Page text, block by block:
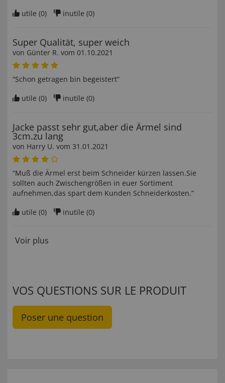
utile (0) inutile (0)
Super Qualität, super weich
von Günter R. vom 01.10.2021
“Schon getragen bin begeistert”
utile (0) inutile (0)
Jacke passt sehr gut,aber die Ärmel sind
3cm.zu lang
von Harry U. vom 31.01.2021
“Muß die Ärmel erst beim Schneider kürzen lassen.Sie
sollten auch Zwischengrößen in euer Sortiment
aufnehmen,das spart dem Kunden Schneiderkosten.”
utile (0) inutile (0)
Voir plus
VOS QUESTIONS SUR LE PRODUIT
Poser une question